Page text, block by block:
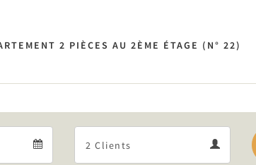
2 PIÈCES AU 2ÈME ÉTAGE (N° 22)